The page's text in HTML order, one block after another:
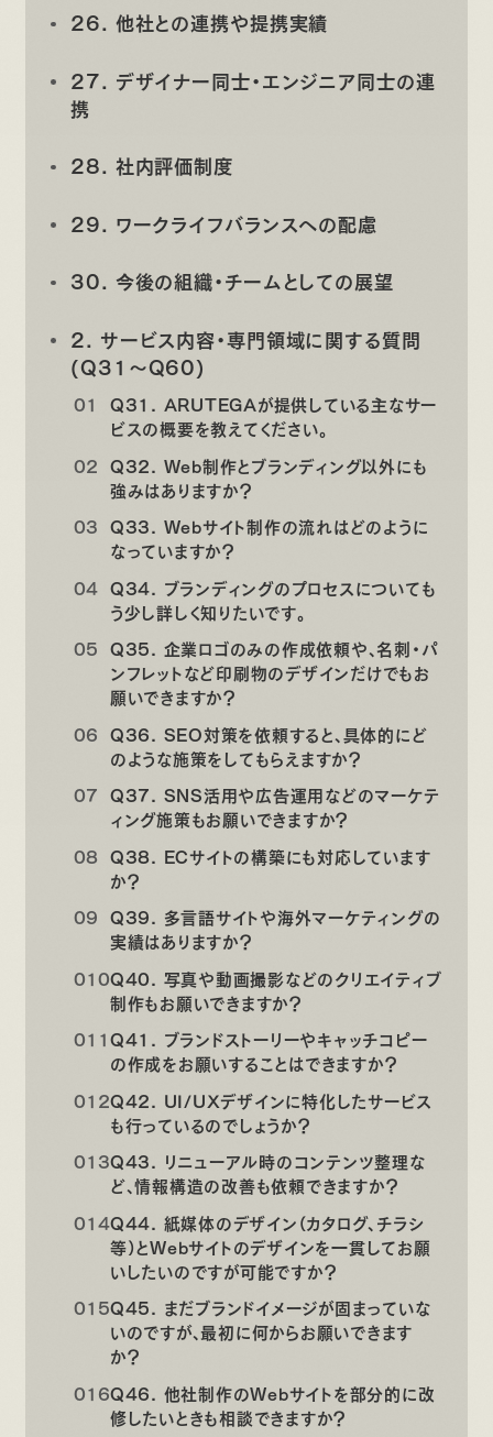
26. 他社との連携や提携実績
27. デザイナー同士・エンジニア同士の連
携
28. 社内評価制度
29. ワークライフバランスへの配慮
30. 今後の組織・チームとしての展望
2. サービス内容・専門領域に関する質問
(Q31〜Q60)
Q31. ARUTEGAが提供している主なサー
ビスの概要を教えてください。
Q32. Web制作とブランディング以外にも
強みはありますか？
Q33. Webサイト制作の流れはどのように
なっていますか？
Q34. ブランディングのプロセスについても
う少し詳しく知りたいです。
Q35. 企業ロゴのみの作成依頼や、名刺・パ
ンフレットなど印刷物のデザインだけでもお
願いできますか？
Q36. SEO対策を依頼すると、具体的にど
のような施策をしてもらえますか？
Q37. SNS活用や広告運用などのマーケテ
ィング施策もお願いできますか？
Q38. ECサイトの構築にも対応しています
か？
Q39. 多言語サイトや海外マーケティングの
実績はありますか？
Q40. 写真や動画撮影などのクリエイティブ
制作もお願いできますか？
Q41. ブランドストーリーやキャッチコピー
の作成をお願いすることはできますか？
Q42. UI/UXデザインに特化したサービス
も行っているのでしょうか？
Q43. リニューアル時のコンテンツ整理な
ど、情報構造の改善も依頼できますか？
Q44. 紙媒体のデザイン（カタログ、チラシ
等）とWebサイトのデザインを一貫してお願
いしたいのですが可能ですか？
Q45. まだブランドイメージが固まっていな
いのですが、最初に何からお願いできます
か？
Q46. 他社制作のWebサイトを部分的に改
修したいときも相談できますか？